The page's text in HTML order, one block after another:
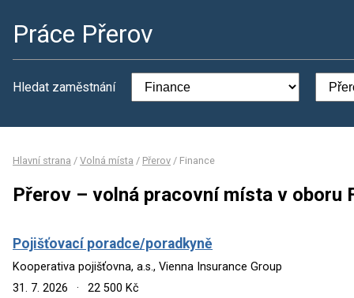
Práce Přerov
Hledat zaměstnání
Hlavní strana / Volná místa / Přerov / Finance
Přerov – volná pracovní místa v oboru
Pojišťovací poradce/poradkyně
Kooperativa pojišťovna, a.s., Vienna Insurance Group
31. 7. 2026
· 22 500 Kč